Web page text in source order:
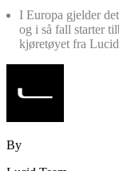
I Europa gjelder
og i så fall starter
kjøretøyet fra
By